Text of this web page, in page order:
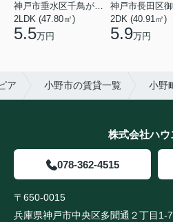
神戸市垂水区千鳥が丘３丁目
2LDK (47.80㎡)
5.5万円
2DK (40.91㎡)
5.9万円
ア 小野市の賃貸一覧 小野
株式会社ハウ
078-362-4515
〒650-0015
兵庫県神戸市中央区多聞通２丁目1-